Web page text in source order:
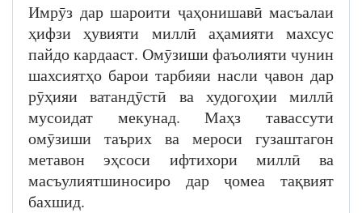
Имрӯз дар шароити ҷаҳонишавӣ масъалаи
ҳифзи ҳувияти миллӣ аҳамияти махсус
пайдо кардааст. Омӯзиши фаъолияти чунин
шахсиятҳо барои тарбияи насли ҷавон дар
рӯҳияи ватандӯстӣ ва худогоҳии миллӣ
мусоидат мекунад. Маҳз тавассути
омӯзиши таърих ва мероси гузаштагон
метавон эҳсоси ифтихори миллӣ ва
масъулиятшиносиро дар ҷомеа тақвият
бахшид.